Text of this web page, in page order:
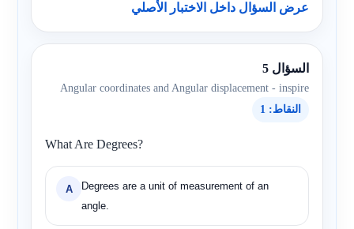
عرض السؤال داخل الاختبار الأصلي
السؤال 5
Angular coordinates and Angular displacement - inspire
النقاط: 1
What Are Degrees?
A
Degrees are a unit of measurement of an
angle.